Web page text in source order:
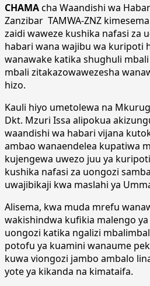
CHAMAcha Waandishi wa
Zanzibar TAMWA-ZNZ
zaidi waweze kushika nafasi za
habari wana wajibu wa kuripoti
wanawake katika shughuli mbali
mbali zitakazowawezesha
hizo.
Kauli hiyo umetolewa na
Dkt. Mzuri Issa alipokua
waandishi wa habari vijana
ambao wanaendelea kupatiwa
kujengewa uwezo juu ya
kushika nafasi za uongozi
uwajibikaji kwa maslahi ya
Alisema, kwa muda mrefu
wakishindwa kufikia malengo
uongozi katika ngalizi
potofu ya kuamini wanaume
kuwa viongozi jambo ambalo
yote ya kikanda na kimataifa.